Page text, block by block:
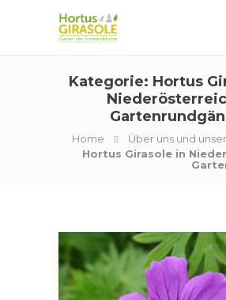
Kategorie: Hortus
Home
Über uns und
Hortus Girasole in